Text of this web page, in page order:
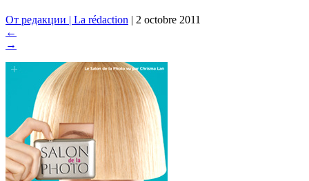
От редакции | La rédaction | 2 octobre 2011
←
→